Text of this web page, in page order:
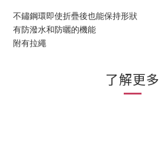
不鏽鋼環即使折疊後也能保持形狀
有防潑水和防曬的機能
附有拉繩
了解更多